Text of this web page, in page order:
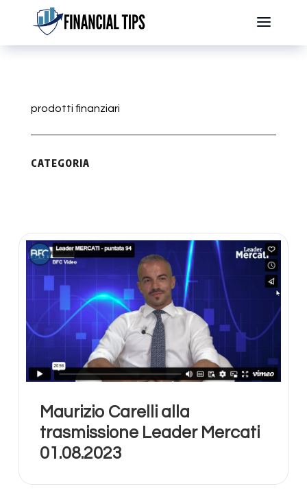
Contattami
prodotti finanziari
CATEGORIA
Maurizio Carelli alla
trasmissione Leader Mercati
01.08.2023